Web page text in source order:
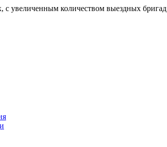
увеличенным количеством выездных бригад